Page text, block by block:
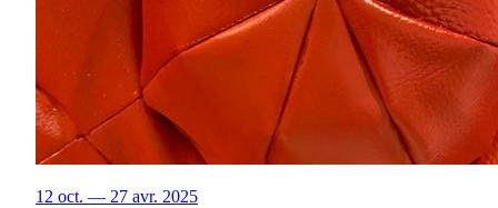
12 oct. — 27 avr. 2025